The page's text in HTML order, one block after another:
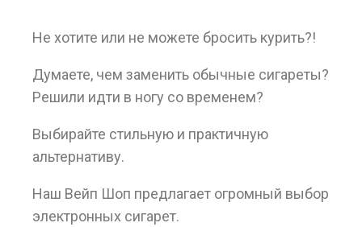
Не хотите или не можете бросить курить?!
Думаете, чем заменить обычные сигареты?
Решили идти в ногу со временем?
Выбирайте стильную и практичную
альтернативу.
Наш Вейп Шоп предлагает огромный выбор
электронных сигарет.